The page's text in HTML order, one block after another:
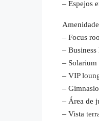
– Espejos
– Focus
– Business
– Solarium
– VIP
– Gimnasio
– Área de
– Vista